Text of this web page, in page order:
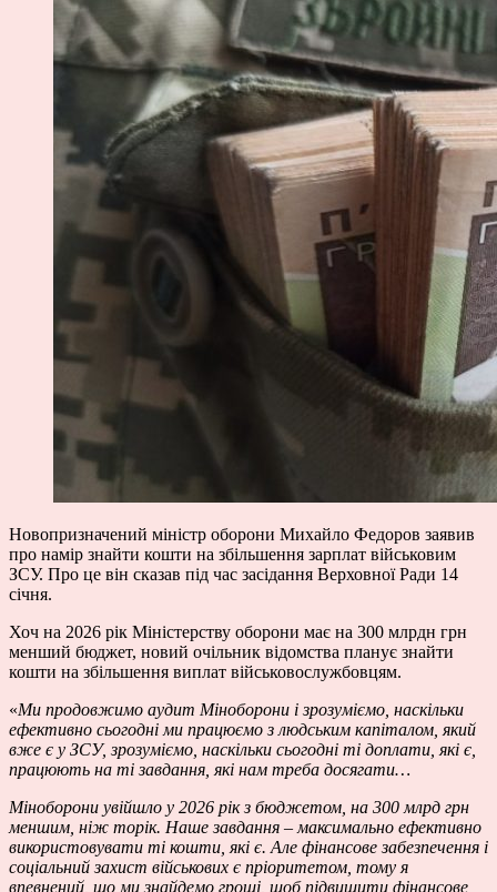
Новопризначений міністр оборони Михайло Федоров заявив
про намір знайти кошти на збільшення зарплат військовим
ЗСУ. Про це він сказав під час засідання Верховної Ради 14
січня.
Хоч на 2026 рік Міністерству оборони має на 300 млрдн грн
менший бюджет, новий очільник відомства планує знайти
кошти на збільшення виплат військовослужбовцям.
«Ми продовжимо аудит Міноборони і зрозуміємо, наскільки
ефективно сьогодні ми працюємо з людським капіталом, який
вже є у ЗСУ, зрозуміємо, наскільки сьогодні ті доплати, які є,
працюють на ті завдання, які нам треба досягати…
Міноборони увійшло у 2026 рік з бюджетом, на 300 млрд грн
меншим, ніж торік. Наше завдання – максимально ефективно
використовувати ті кошти, які є. Але фінансове забезпечення і
соціальний захист військових є пріоритетом, тому я
впевнений, що ми знайдемо гроші, щоб підвищити фінансове